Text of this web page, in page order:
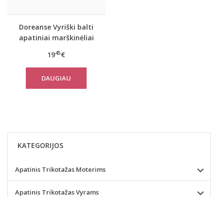
Doreanse Vyriški balti
apatiniai marškinėliai
1945€
DAUGIAU
KATEGORIJOS
Apatinis Trikotažas Moterims
Apatinis Trikotažas Vyrams